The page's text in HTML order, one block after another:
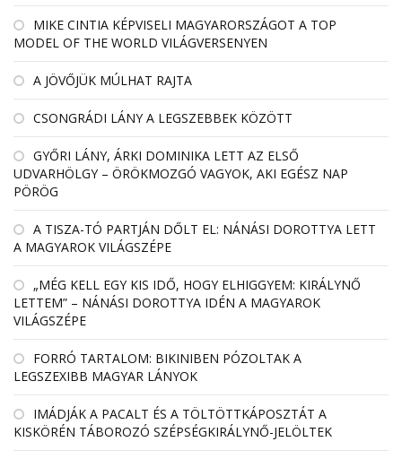
MIKE CINTIA KÉPVISELI MAGYARORSZÁGOT A TOP
MODEL OF THE WORLD VILÁGVERSENYEN
A JÖVŐJÜK MÚLHAT RAJTA
CSONGRÁDI LÁNY A LEGSZEBBEK KÖZÖTT
GYŐRI LÁNY, ÁRKI DOMINIKA LETT AZ ELSŐ
UDVARHÖLGY – ÖRÖKMOZGÓ VAGYOK, AKI EGÉSZ NAP
PÖRÖG
A TISZA-TÓ PARTJÁN DŐLT EL: NÁNÁSI DOROTTYA LETT
A MAGYAROK VILÁGSZÉPE
„MÉG KELL EGY KIS IDŐ, HOGY ELHIGGYEM: KIRÁLYNŐ
LETTEM” – NÁNÁSI DOROTTYA IDÉN A MAGYAROK
VILÁGSZÉPE
FORRÓ TARTALOM: BIKINIBEN PÓZOLTAK A
LEGSZEXIBB MAGYAR LÁNYOK
IMÁDJÁK A PACALT ÉS A TÖLTÖTTKÁPOSZTÁT A
KISKÖRÉN TÁBOROZÓ SZÉPSÉGKIRÁLYNŐ-JELÖLTEK